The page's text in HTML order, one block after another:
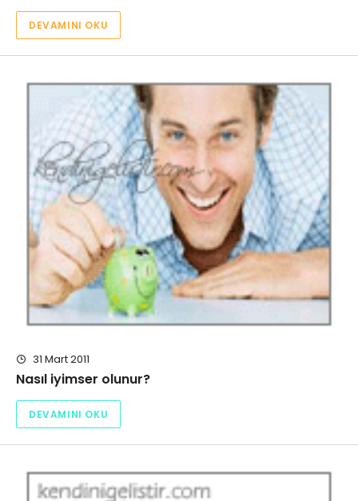
DEVAMINI OKU
31 Mart 2011
Nasıl iyimser olunur?
DEVAMINI OKU